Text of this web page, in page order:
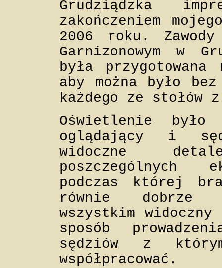
Grudziądzka
zakończeniem
2006 roku.
Garnizonowym w
była
aby można było
każdego ze stołów
Oświetlenie było
oglądający i
widoczne
poszczególnych
podczas której
równie dobrze
wszystkim
sposób
sędziów z
współpracować.